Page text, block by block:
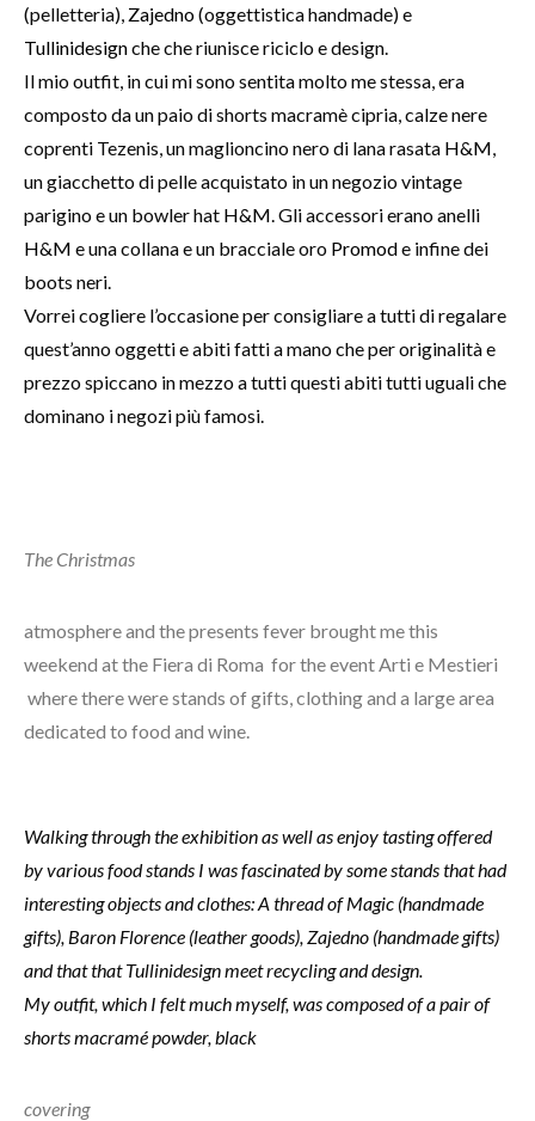
(pelletteria), Zajedno(oggettistica handmade) e
Tullinidesignche che riunisce riciclo e design.
Il mio outfit, in cui mi sono sentita molto me stessa, era
composto da un paio di shorts macramè cipria, calze nere
coprenti Tezenis, un maglioncino nero di lana rasata H&M,
un giacchetto di pelle acquistato in un negozio vintage
parigino e un bowler hat H&M. Gli accessori erano anelli
H&M e una collana e un bracciale oro Promode infine dei
boots neri.
Vorrei cogliere l’occasione per consigliare a tutti di regalare
quest’anno oggetti e abiti fatti a mano che per originalità e
prezzo spiccano in mezzo a tutti questi abiti tutti uguali che
dominano i negozi più famosi.
TheChristmas
atmosphere and the presents fever brought me this
weekend at the Fiera di Roma for the event Arti e Mestieri
where there were stands of gifts, clothing and a large area
dedicated to food and wine.
Walking through the exhibition as well as enjoy tasting offered
by various food stands I was fascinated by some stands that had
interesting objects and clothes: A thread of Magic (handmade
gifts), Baron Florence (leather goods), Zajedno (handmade gifts)
and that that Tullinidesign meet recycling and design.
My outfit, which I felt much myself, was composed of a pair of
shorts macramé powder, black
covering